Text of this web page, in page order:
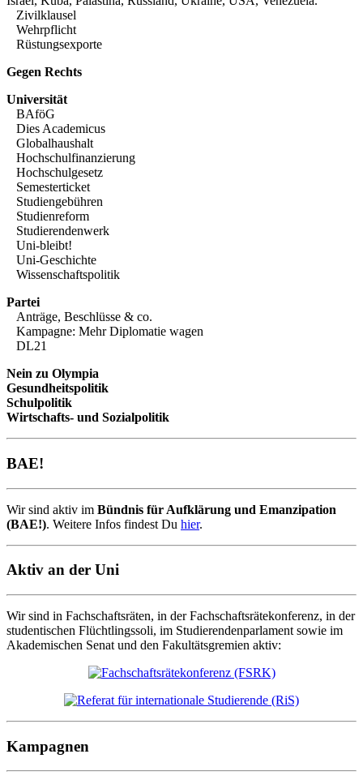
Zivilklausel
Wehrpflicht
Rüstungsexporte
Gegen Rechts
Universität
BAföG
Dies Academicus
Globalhaushalt
Hochschulfinanzierung
Hochschulgesetz
Semesterticket
Studiengebühren
Studienreform
Studierendenwerk
Uni-bleibt!
Uni-Geschichte
Wissenschaftspolitik
Partei
Anträge, Beschlüsse & co.
Kampagne: Mehr Diplomatie wagen
DL21
Nein zu Olympia
Gesundheitspolitik
Schulpolitik
Wirtschafts- und Sozialpolitik
BAE!
Wir sind aktiv im Bündnis für Aufklärung und Emanzipation
(BAE!). Weitere Infos findest Du hier.
Aktiv an der Uni
Wir sind in Fachschaftsräten, in der Fachschaftsrätekonferenz, in der
studentischen Flüchtlingssoli, im Studierendenparlament sowie im
Akademischen Senat und den Fakultätsgremien aktiv:
Kampagnen